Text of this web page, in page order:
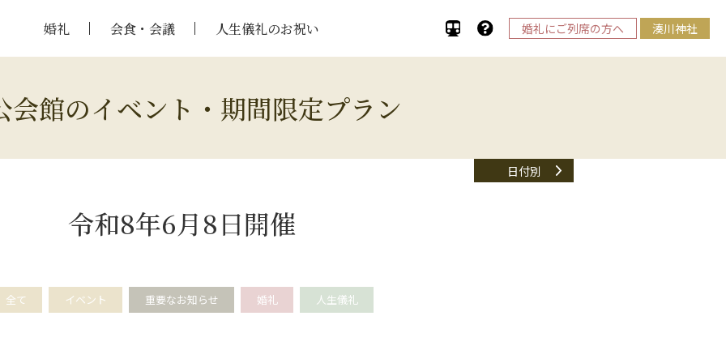
婚礼 会食・会議 人生儀礼のお祝い 婚礼にご列席の方へ 湊川神社
会館のイベント・期間限定プラン
日付別
令和8年6月8日開催
全て イベント 重要なお知らせ 婚礼 人生儀礼